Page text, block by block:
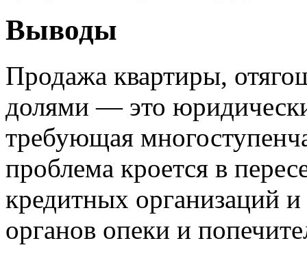
Выводы
Продажа квартиры,
долями — это
требующая
проблема кроется в
кредитных организаций
органов опеки и